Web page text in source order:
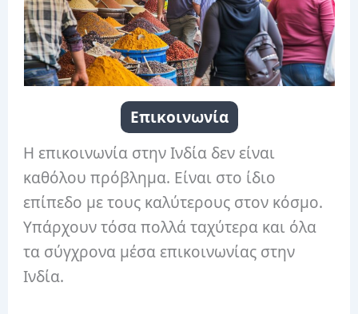
Eπικοινωνία
Η επικοινωνία στην Ινδία δεν είναι
καθόλου πρόβλημα. Είναι στο ίδιο
επίπεδο με τους καλύτερους στον κόσμο.
Υπάρχουν τόσα πολλά ταχύτερα και όλα
τα σύγχρονα μέσα επικοινωνίας στην
Ινδία.